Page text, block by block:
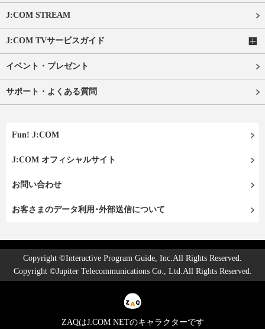
J:COM STREAM
J:COM TVサービスガイド
イベント・プレゼント
サポート・よくある質問
Fun! J:COM
J:COM オフィシャルサイト
お問い合わせ
お客さまのデータ利用･外部送信について
Copyright ©Interactive Program Guide, Inc.All Rights Reserved.
Copyright ©Jupiter Telecommunications Co., Ltd.All Rights Reserved.
ZAQはJ:COM NETのキャラクターです